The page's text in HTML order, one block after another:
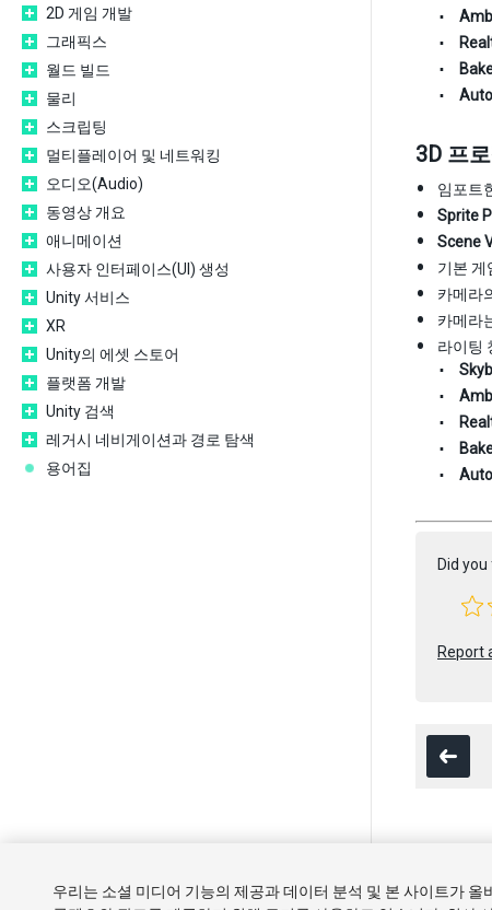
2D 게임 개발
그래픽스
월드 빌드
물리
스크립팅
멀티플레이어 및 네트워킹
오디오(Audio)
동영상 개요
애니메이션
사용자 인터페이스(UI) 생성
Unity 서비스
XR
Unity의 에셋 스토어
플랫폼 개발
Unity 검색
레거시 네비게이션과 경로 탐색
용어집
3D 프
임포트
Sprite
Scene
기본 게
카메라
카메라
라이팅
Did
Report
우리는 소셜 미디어 기능의 제공과 데이터 분석 및 본 사이트가 올